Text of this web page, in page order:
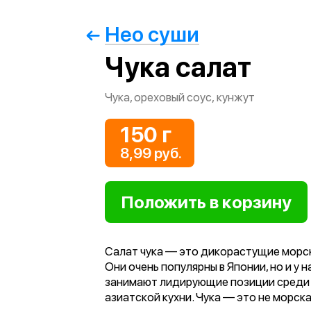
Нео суши
Чука салат
Чука, ореховый соус, кунжут
150 г
8,99 руб.
Салат чука — это дикорастущие
Они очень популярны в Японии, но и у
занимают лидирующие позиции
азиатской кухни. Чука — это не